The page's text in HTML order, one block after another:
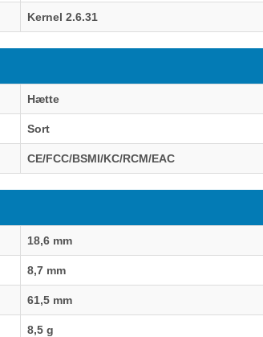
Kernel 2.6.31
Hætte
Sort
CE/FCC/BSMI/KC/RCM/EAC
18,6 mm
8,7 mm
61,5 mm
8,5 g